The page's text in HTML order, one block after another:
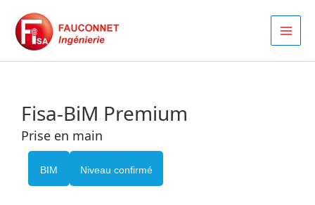
contenu
Fisa-BiM Premium
Prise en main
BIM Niveau confirmé